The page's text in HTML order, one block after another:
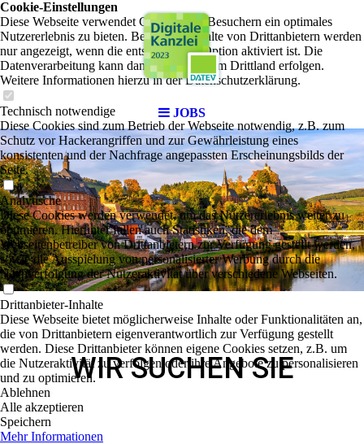
JOBS
WIR SUCHEN SIE
Cookie-Einstellungen
Diese Webseite verwendet Cookies, um Besuchern ein optimales
Nutzererlebnis zu bieten. Bestimmte Inhalte von Drittanbietern werden
nur angezeigt, wenn die entsprechende Option aktiviert ist. Die
Datenverarbeitung kann dann auch in einem Drittland erfolgen.
Weitere Informationen hierzu in der Datenschutzerklärung.
Technisch notwendige
Diese Cookies sind zum Betrieb der Webseite notwendig, z.B. zum
Schutz vor Hackerangriffen und zur Gewährleistung eines
konsistenten und der Nachfrage angepassten Erscheinungsbilds der
Seite.
Analytische
Diese Cookies werden verwendet, um das Nutzererlebnis weiter zu
optimieren. Hierunter fallen auch Statistiken, die dem
Webseitenbetreiber von Drittanbietern zur Verfügung gestellt werden,
sowie die Ausspielung von personalisierter Werbung durch die
Nachverfolgung der Nutzeraktivität über verschiedene Webseiten.
Drittanbieter-Inhalte
Diese Webseite bietet möglicherweise Inhalte oder Funktionalitäten an,
die von Drittanbietern eigenverantwortlich zur Verfügung gestellt
werden. Diese Drittanbieter können eigene Cookies setzen, z.B. um
die Nutzeraktivität zu verfolgen oder ihre Angebote zu personalisieren
und zu optimieren.
Ablehnen
Alle akzeptieren
Speichern
Mehr Informationen